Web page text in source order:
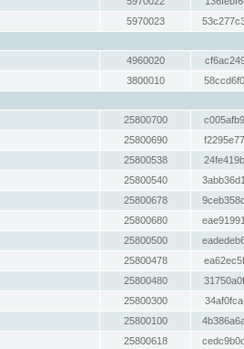
5970023
4960020
3800010
25800700
25800690
25800538
25800540
25800678
25800680
25800500
25800478
25800480
25800300
25800100
25800618